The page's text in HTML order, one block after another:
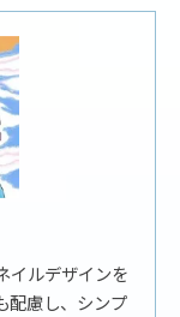
イルデザインを
配慮し、シンプ